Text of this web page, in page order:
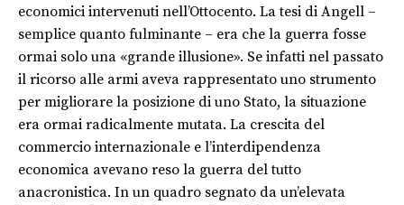
economici intervenuti nell’Ottocento. La tesi di Angell –
semplice quanto fulminante – era che la guerra fosse
ormai solo una «grande illusione». Se infatti nel passato
il ricorso alle armi aveva rappresentato uno strumento
per migliorare la posizione di uno Stato, la situazione
era ormai radicalmente mutata. La crescita del
commercio internazionale e l’interdipendenza
economica avevano reso la guerra del tutto
anacronistica. In un quadro segnato da un’elevata